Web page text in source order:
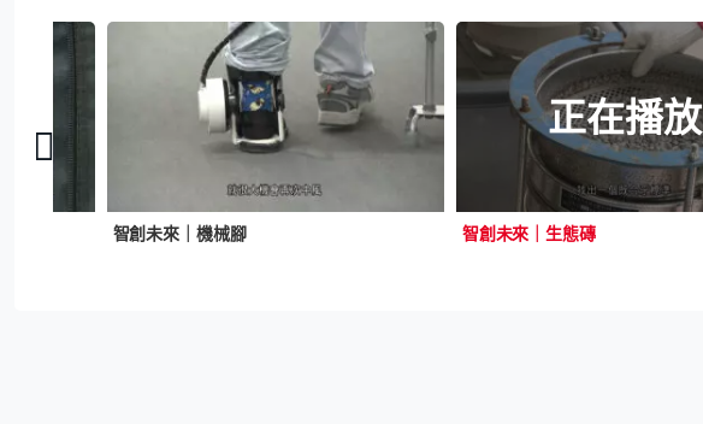
智創未來｜機械腳
正在播放
智創未來｜生態磚